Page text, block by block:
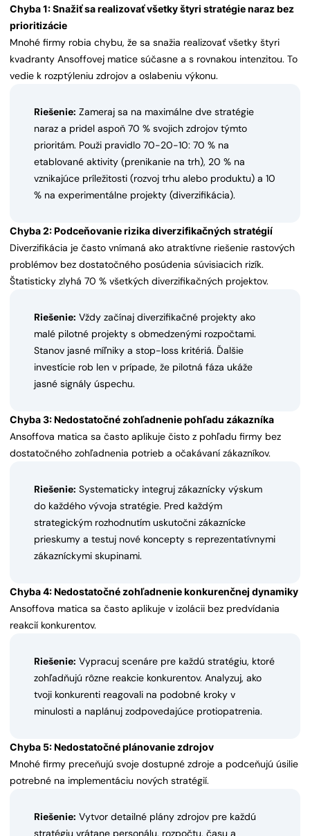
Chyba 1: Snažiť sa realizovať všetky štyri stratégie naraz bez
prioritizácie
Mnohé firmy robia chybu, že sa snažia realizovať všetky štyri
kvadranty Ansoffovej matice súčasne a s rovnakou intenzitou. To
vedie k rozptýleniu zdrojov a oslabeniu výkonu.
Riešenie: Zameraj sa na maximálne dve stratégie
naraz a pridel aspoň 70 % svojich zdrojov týmto
prioritám. Použi pravidlo 70-20-10: 70 % na
etablované aktivity (prenikanie na trh), 20 % na
vznikajúce príležitosti (rozvoj trhu alebo produktu) a 10
% na experimentálne projekty (diverzifikácia).
Chyba 2: Podceňovanie rizika diverzifikačných stratégií
Diverzifikácia je často vnímaná ako atraktívne riešenie rastových
problémov bez dostatočného posúdenia súvisiacich rizík.
Štatisticky zlyhá 70 % všetkých diverzifikačných projektov.
Riešenie: Vždy začínaj diverzifikačné projekty ako
malé pilotné projekty s obmedzenými rozpočtami.
Stanov jasné míľniky a stop-loss kritériá. Ďalšie
investície rob len v prípade, že pilotná fáza ukáže
jasné signály úspechu.
Chyba 3: Nedostatočné zohľadnenie pohľadu zákazníka
Ansoffova matica sa často aplikuje čisto z pohľadu firmy bez
dostatočného zohľadnenia potrieb a očakávaní zákazníkov.
Riešenie: Systematicky integruj zákaznícky výskum
do každého vývoja stratégie. Pred každým
strategickým rozhodnutím uskutočni zákaznícke
prieskumy a testuj nové koncepty s reprezentatívnymi
zákazníckymi skupinami.
Chyba 4: Nedostatočné zohľadnenie konkurenčnej dynamiky
Ansoffova matica sa často aplikuje v izolácii bez predvídania
reakcií konkurentov.
Riešenie: Vypracuj scenáre pre každú stratégiu, ktoré
zohľadňujú rôzne reakcie konkurentov. Analyzuj, ako
tvoji konkurenti reagovali na podobné kroky v
minulosti a naplánuj zodpovedajúce protiopatrenia.
Chyba 5: Nedostatočné plánovanie zdrojov
Mnohé firmy preceňujú svoje dostupné zdroje a podceňujú úsilie
potrebné na implementáciu nových stratégií.
Riešenie: Vytvor detailné plány zdrojov pre každú
stratégiu vrátane personálu, rozpočtu, času a